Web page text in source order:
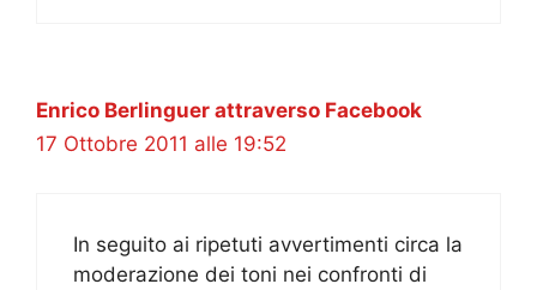
Enrico Berlinguer attraverso Facebook
17 Ottobre 2011 alle 19:52
In seguito ai ripetuti avvertimenti circa la
moderazione dei toni nei confronti di